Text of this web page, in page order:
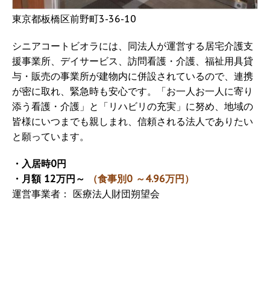
東京都板橋区前野町3-36-10
シニアコートビオラには、同法人が運営する居宅介護支
援事業所、デイサービス、訪問看護・介護、福祉用具貸
与・販売の事業所が建物内に併設されているので、連携
が密に取れ、緊急時も安心です。「お一人お一人に寄り
添う看護・介護」と「リハビリの充実」に努め、地域の
皆様にいつまでも親しまれ、信頼される法人でありたい
と願っています。
・入居時0円
・月額 12万円～
（食事別0 ～4.96万円）
運営事業者： 医療法人財団朔望会